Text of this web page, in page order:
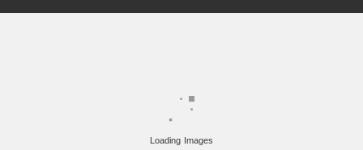
Loading Images